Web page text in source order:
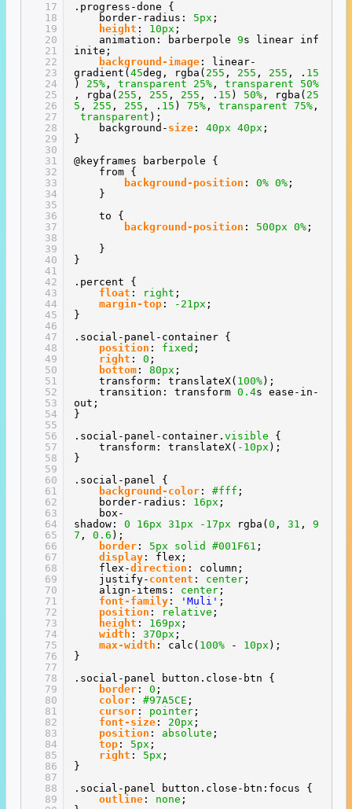
17
18
19
20
21
22
23
24
25
26
27
28
29
30
31
32
33
34
35
36
37
38
39
40
41
42
43
44
45
46
47
48
49
50
51
52
53
54
55
56
57
58
59
60
61
62
63
64
65
66
67
68
69
70
71
72
73
74
75
76
77
78
79
80
81
82
83
84
85
86
87
88
89
.progress-done {
border-radius: 5px ;
height : 10px ;
animation: barberpole 9s linear inf
inite;
background-image: linear-
gradient( 45deg, rgba( 255 , 255 , 255 , . 15
) 25%, transparent 25%, transparent
50%
, rgba( 255 , 255 , 255 , . 15 ) 50%, rgba( 25
5 , 255 , 255 , . 15 ) 75%, transparent 75%,
transparent );
background- size: 40px 40px ;
}
@keyframes barberpole {
from {
background-position : 0% 0%;
}
to {
background-position : 500px 0%;
}
}
.percent {
float : right ;
margin-top: -21px ;
}
.social-panel-container {
position : fixed ;
right : 0 ;
bottom: 80px ;
transform: translateX( 100%);
transition: transform 0.4s ease-in-
out;
}
.social-panel-container. visible
{
transform: translateX( -10px );
}
.social-panel {
background-color: #fff ;
border-radius: 16px ;
box-
shadow: 0 16px 31px -17px rgba( 0 , 31 , 9
7 , 0.6 );
border: 5px solid #001F61 ;
display: flex;
flex-direction : column;
justify- content : center;
align-items: center;
font-family: 'Muli' ;
position : relative ;
height : 169px ;
width : 370px ;
max-width : calc( 100% - 10px );
}
.social-panel button.close-btn {
border: 0 ;
color: #97A5CE ;
cursor: pointer;
font-size: 20px ;
position : absolute ;
top: 5px ;
right : 5px ;
}
.social-panel button.close-btn:focus {
outline: none ;